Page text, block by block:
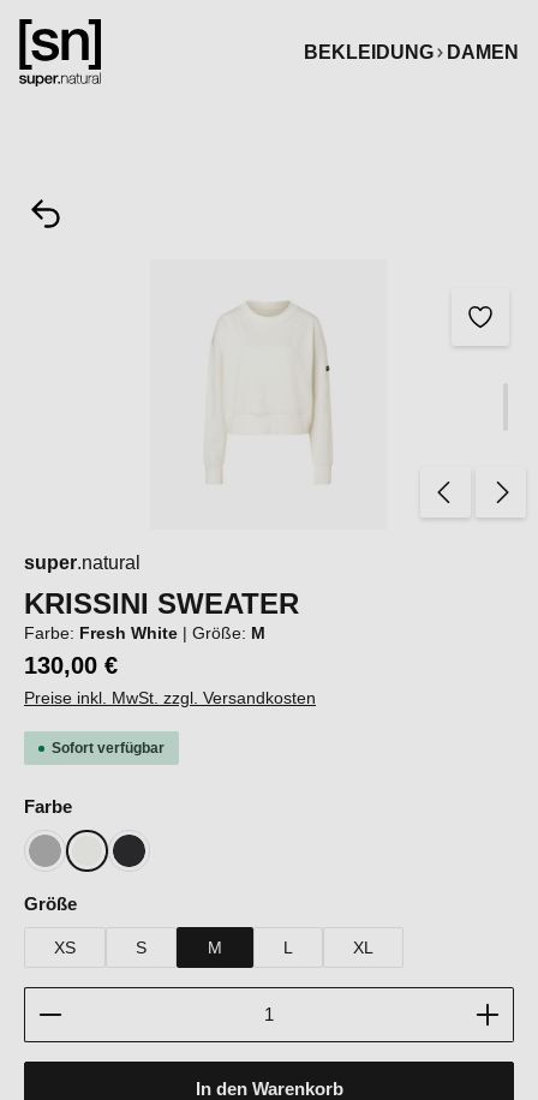
springen
BEKLEIDUNG
DAMEN
super.natural
KRISSINI SWEATER
Farbe: Fresh White | Größe: M
130,00 €
Preise inkl. MwSt. zzgl. Versandkosten
Sofort verfügbar
Farbeauswählen
Cashmere Grey Melange
Fresh White
Jet Black
Größeauswählen
XS S M L XL
Produkt Anzahl: Gib den gewünschten Wert ein
In den Warenkorb